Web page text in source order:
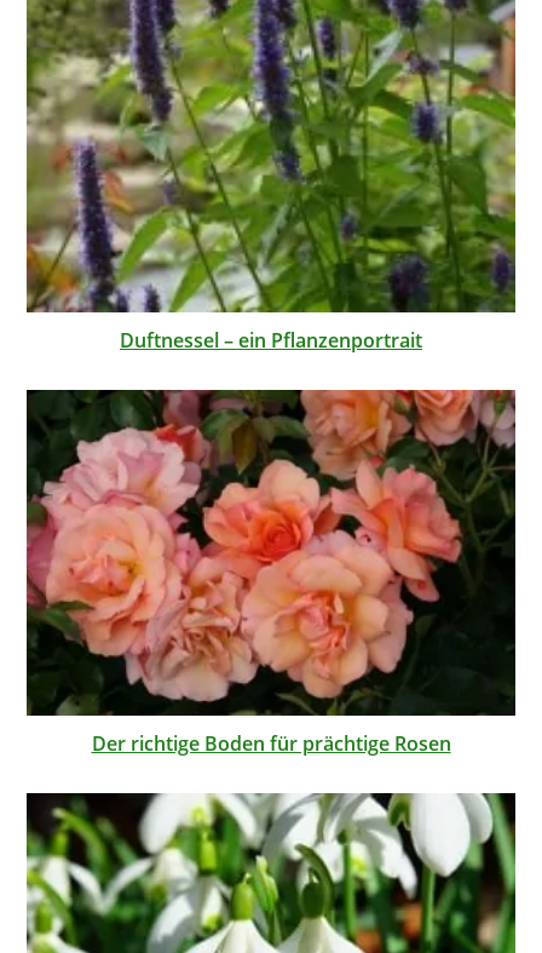
Duftnessel – ein Pflanzenportrait
Der richtige Boden für prächtige Rosen